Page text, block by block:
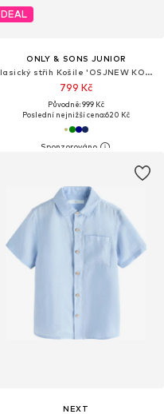
DEAL
ONLY & SONS JUNIOR
Klasický střih Košile 'OSJNEW KODYL'
799 Kč
Původně: 999 Kč
Poslední nejnižší cena:620 Kč
NEXT